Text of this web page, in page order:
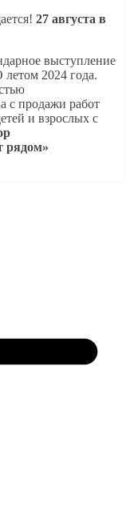
27 августа в
выступление
2024 года.
с продажи работ
и взрослых с
рядом»